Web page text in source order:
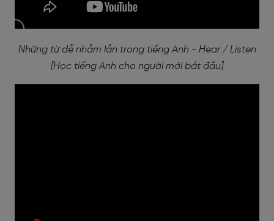
Những từ dễ nhẫm lẫn trong tiếng Anh - Hear / Listen
[Học tiếng Anh cho người mới bắt đầu]